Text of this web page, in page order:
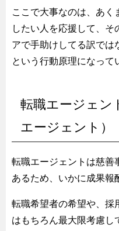
ここで大事なのは、あく
したい人を応援して、そ
アで手助けしてる訳では
という行動原理になって
転職エージェン
エージェント）
転職エージェントは慈善
あるため、いかに成果報
転職希望者の希望や、採
はもちろん最大限考慮し